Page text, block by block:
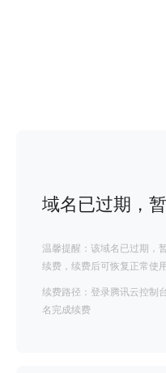
域名已过期，
温馨提醒：该域名已过期，
续费，续费后可恢复正常使
续费路径：登录腾讯云控制
名完成续费